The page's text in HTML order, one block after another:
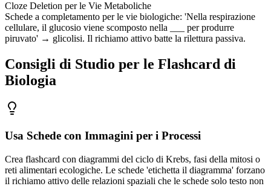
Cloze Deletion per le Vie Metaboliche
Schede a completamento per le vie biologiche: 'Nella respirazione
cellulare, il glucosio viene scomposto nella ___ per produrre
piruvato' → glicolisi. Il richiamo attivo batte la rilettura passiva.
Consigli di Studio per le Flashcard di
Biologia
Usa Schede con Immagini per i Processi
Crea flashcard con diagrammi del ciclo di Krebs, fasi della mitosi o
reti alimentari ecologiche. Le schede 'etichetta il diagramma' forzano
il richiamo attivo delle relazioni spaziali che le schede solo testo non